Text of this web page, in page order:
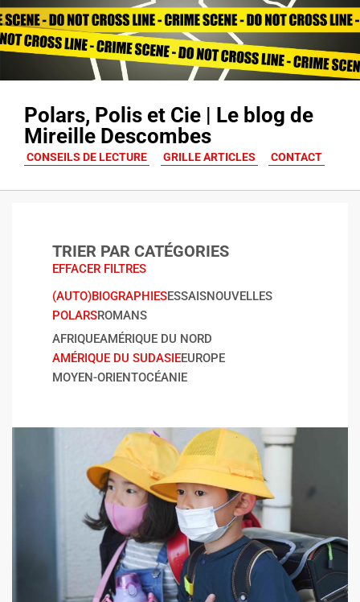
Polars, Polis et Cie | Le blog de
Mireille Descombes
CONSEILS DE LECTURE GRILLE ARTICLES CONTACT
TRIER PAR CATÉGORIES
EFFACER FILTRES
(AUTO)BIOGRAPHIESESSAISNOUVELLES
POLARSROMANS
AFRIQUEAMÉRIQUE DU NORD
AMÉRIQUE DU SUDASIEEUROPE
MOYEN-ORIENTOCÉANIE